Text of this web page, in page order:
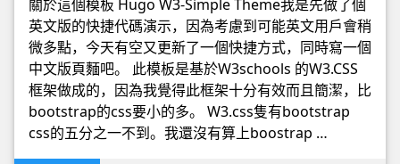
關於這個模板 Hugo W3-Simple Theme我是先做了個
英文版的快捷代碼演示，因為考慮到可能英文用戶會稍
微多點，今天有空又更新了一個快捷方式，同時寫一個
中文版頁麵吧。 此模板是基於W3schools 的W3.CSS
框架做成的，因為我覺得此框架十分有效而且簡潔，比
bootstrap的css要小的多。 W3.css隻有bootstrap
css的五分之一不到。我還沒有算上boostrap …